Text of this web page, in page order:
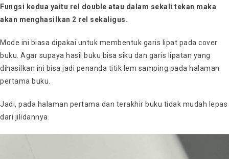
Fungsi kedua yaitu rel double atau dalam sekali tekan maka
akan menghasilkan 2 rel sekaligus.
Mode ini biasa dipakai untuk membentuk garis lipat pada cover
buku. Agar supaya hasil buku bisa siku dan garis lipatan yang
dihasilkan ini bisa jadi penanda titik lem samping pada halaman
pertama buku.
Jadi, pada halaman pertama dan terakhir buku tidak mudah lepas
dari jilidannya.